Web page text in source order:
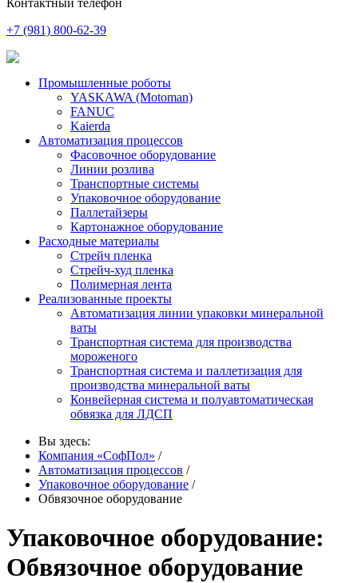
+7 (981) 800-62-39
Промышленные роботы
YASKAWA (Motoman)
FANUC
Kaierda
Автоматизация процессов
Фасовочное оборудование
Линии розлива
Транспортные системы
Упаковочное оборудование
Паллетайзеры
Картонажное оборудование
Расходные материалы
Стрейч пленка
Стрейч-худ пленка
Полимерная лента
Реализованные проекты
Автоматизация линии упаковки минеральной
ваты
Транспортная система для производства
мороженого
Транспортная система и паллетизация для
производства минеральной ваты
Конвейерная система и полуавтоматическая
обвязка для ЛДСП
Вы здесь:
Компания «СофПол» /
Автоматизация процессов /
Упаковочное оборудование /
Обвязочное оборудование
Упаковочное оборудование:
Обвязочное оборудование